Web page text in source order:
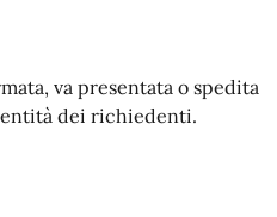
va presentata o spedita
dei richiedenti.